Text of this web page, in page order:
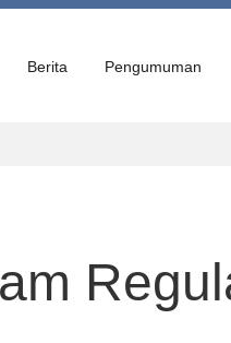
Berita Pengumuman